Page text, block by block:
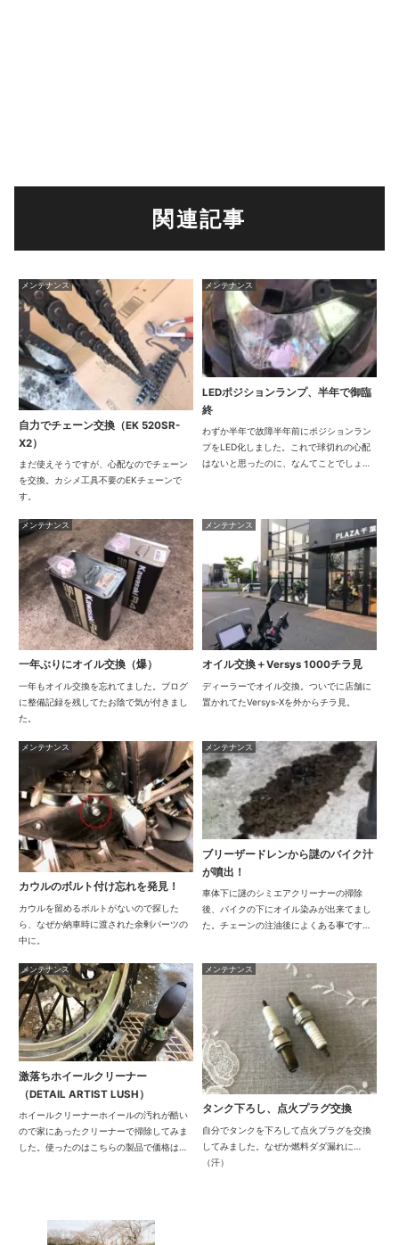
関連記事
メンテナンス
自力でチェーン交換（EK 520SR-
X2）
まだ使えそうですが、心配なのでチェーン
を交換。カシメ工具不要のEKチェーンで
す。
メンテナンス
LEDポジションランプ、半年で御臨
終
わずか半年で故障半年前にポジションラン
プをLED化しました。これで球切れの心配
はないと思ったのに、なんてことでしょ
度交換す...
メンテナンス
一年ぶりにオイル交換（爆）
一年もオイル交換を忘れてました。ブログ
に整備記録を残してたお陰で気が付きまし
た。
メンテナンス
オイル交換＋Versys 1000チラ見
ディーラーでオイル交換。ついでに店舗に
置かれてたVersys-Xを外からチラ見。
メンテナンス
カウルのボルト付け忘れを発見！
カウルを留めるボルトがないので探した
ら、なぜか納車時に渡された余剰パーツの
中に。
メンテナンス
ブリーザードレンから謎のバイク汁
が噴出！
車体下に謎のシミエアクリーナーの掃除
後、バイクの下にオイル染みが出来てまし
た。チェーンの注油後によくある事です
油が垂れてきたのかと思いました。忘れて
ましたが、エアク...
メンテナンス
激落ちホイールクリーナー
（DETAIL ARTIST LUSH）
ホイールクリーナーホイールの汚れが酷い
ので家にあったクリーナーで掃除してみま
した。使ったのはこちらの製品で価格は
メンテナンス
タンク下ろし、点火プラグ交換
自分でタンクを下ろして点火プラグを交換
してみました。なぜか燃料ダダ漏れに…
（汗）